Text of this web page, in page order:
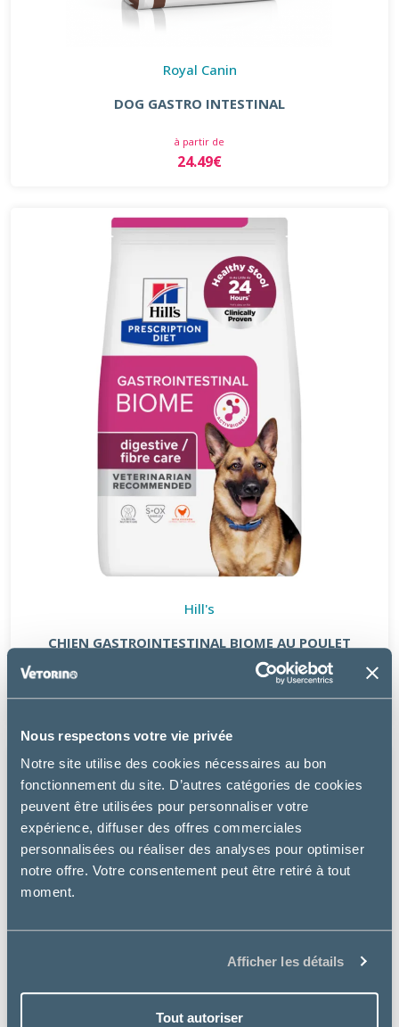
Nous respectons votre vie privée
Notre site utilise des cookies nécessaires au bon
fonctionnement du site. D’autres catégories de cookies
peuvent être utilisées pour personnaliser votre
expérience, diffuser des offres commerciales
personnalisées ou réaliser des analyses pour optimiser
notre offre. Votre consentement peut être retiré à tout
moment.
Afficher les détails
Tout autoriser
Royal Canin
DOG GASTRO INTESTINAL
à partir de
24.49€
Hill's
CHIEN GASTROINTESTINAL BIOME AU POULET
26.99€